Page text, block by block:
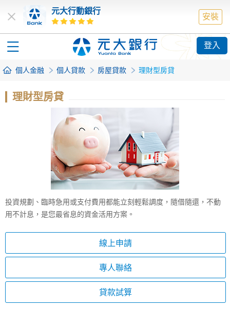
元大行動銀行
安裝
登入
個人金融 個人貸款 房屋貸款 理財型房貸
理財型房貸
投資規劃、臨時急用或支付費用都能立刻輕鬆調度，隨借隨還，不動
用不計息，是您最省息的資金活用方案。
線上申請
專人聯絡
貸款試算